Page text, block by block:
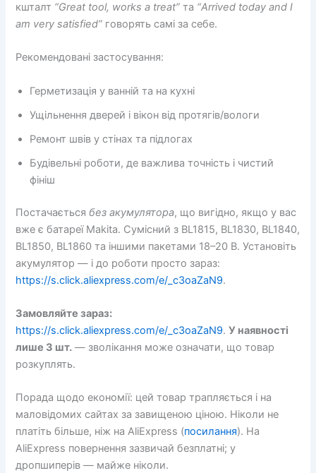
кшталт “Great tool, works a treat” та “Arrived today and I
am very satisfied” говорять самі за себе.
Рекомендовані застосування:
Герметизація у ванній та на кухні
Ущільнення дверей і вікон від протягів/вологи
Ремонт швів у стінах та підлогах
Будівельні роботи, де важлива точність і чистий
фініш
Постачаєтьсябез акумулятора, що вигідно, якщо у вас
вже є батареї Makita. Сумісний з BL1815, BL1830, BL1840,
BL1850, BL1860 та іншими пакетами 18–20 В. Установіть
акумулятор — і до роботи просто зараз:
https://s.click.aliexpress.com/e/_c3oaZaN9.
Замовляйте зараз:
https://s.click.aliexpress.com/e/_c3oaZaN9.У наявності
лише 3 шт. — зволікання може означати, що товар
розкуплять.
Порада щодо економії: цей товар трапляється і на
маловідомих сайтах за завищеною ціною. Ніколи не
платіть більше, ніж на AliExpress (посилання). На
AliExpress повернення зазвичай безплатні; у
дропшиперів — майже ніколи.